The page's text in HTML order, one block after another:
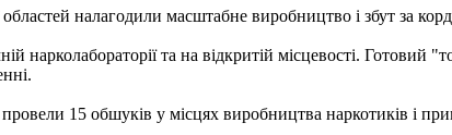
налагодили масштабне виробництво і збут за
та на відкритій місцевості. Готовий
15 обшуків у місцях виробництва наркотиків і